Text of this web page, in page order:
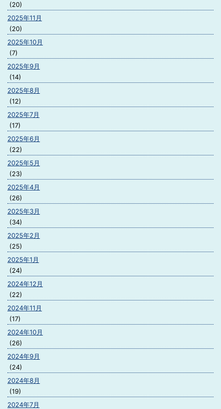
(20)
2025年11月
(20)
2025年10月
(7)
2025年9月
(14)
2025年8月
(12)
2025年7月
(17)
2025年6月
(22)
2025年5月
(23)
2025年4月
(26)
2025年3月
(34)
2025年2月
(25)
2025年1月
(24)
2024年12月
(22)
2024年11月
(17)
2024年10月
(26)
2024年9月
(24)
2024年8月
(19)
2024年7月